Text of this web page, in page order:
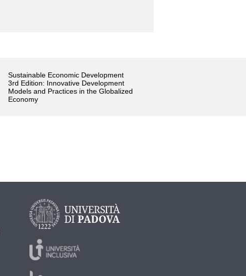
Sustainable Economic Development
3rd Edition: Innovative Development
Models and Practices in the Globalized
Economy